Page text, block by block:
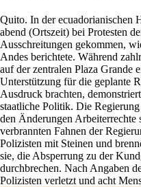
Quito. In der ecuadorianischen
abend (Ortszeit) bei Prote­sten
Ausschreitungen gekommen,
Andes berichtete. Während
auf der zentralen Plaza Grande
Unterstützung für die geplante
Ausdruck brachten,
staatliche Politik. Die
den Änderungen Arbeiterrechte
verbrannten Fahnen der
Polizisten mit Steinen und
sie, die Absperrung zu der
durchbrechen. Nach Angaben
Polizisten verletzt und acht